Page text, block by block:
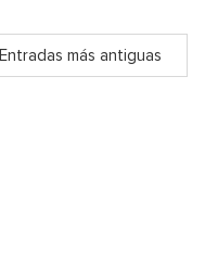
Entradas más antiguas